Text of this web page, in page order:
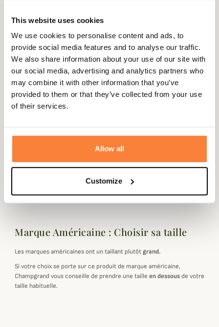
This website uses cookies
We use cookies to personalise content and ads, to
provide social media features and to analyse our traffic.
We also share information about your use of our site with
our social media, advertising and analytics partners who
may combine it with other information that you’ve
provided to them or that they’ve collected from your use
of their services.
Allow all
Customize
Expédié dans
la journée
Échange ou
retour sous
90 jours
Paiement
sécurisé
Paiement en
3 fois dès 100
euros
Gegevensblad
Kleuren Groen, Zwart
PVC
Marque Américaine : Choisir sa taille
Les marques américaines ont un taillant plutôt grand.
Si votre choix se porte sur ce produit de marque américaine,
Champgrand vous conseille de prendre une taille en dessousde votre
taille habituelle.